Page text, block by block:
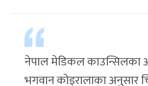
नेपाल मेडिकल काउन्सिलका
भगवान कोइरालाका अनुसार